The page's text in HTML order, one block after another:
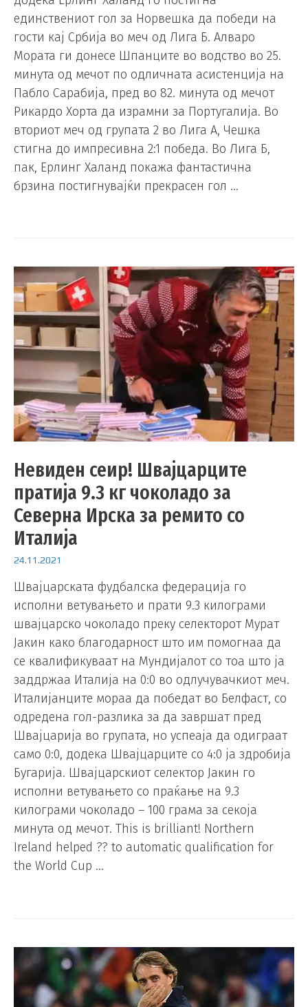
единствениот гол за Норвешка да победи на
гости кај Србија во меч од Лига Б. Алваро
Мората ги донесе Шпанците во водство во 25.
минута од мечот по одличната асистенција на
Пабло Сарабија, пред во 82. минута од мечот
Рикардо Хорта да израмни за Португалија. Во
вториот меч од групата 2 во Лига А, Чешка
стигна до импресивна 2:1 победа. Во Лига Б,
пак, Ерлинг Халанд покажа фантастична
брзина постигнувајќи прекрасен гол …
Невиден сеир! Швајцарците
пратија 9.3 кг чоколадо за
Северна Ирска за ремито со
Италија
24.11.2021
Швајцарската фудбалска федерација го
исполни ветувањето и прати 9.3 килограми
швајцарско чоколадо преку селекторот Мурат
Јакин како благодарност што им помогнаа да
се квалификуваат на Мундијалот со тоа што ја
заддржаа Италија на 0:0 во одлучувачкиот меч.
Италијанците мораа да победат во Белфаст, со
одредена гол-разлика за да завршат пред
Швајцарија во групата, но успеаја да одиграат
само 0:0, додека Швајцарците со 4:0 ја здробија
Бугарија. Швајцарскиот селектор Јакин го
исполни ветувањето со праќање на 9.3
килограми чоколадо – 100 грама за секоја
минута од мечот. This is brilliant! Northern
Ireland helped ?? to automatic qualification for
the World Cup …